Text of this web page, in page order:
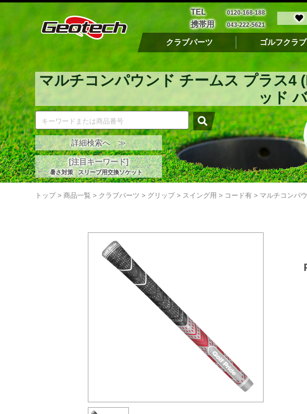
TEL 0120-168-188
携帯用 043-222-5621
クラブパーツ ゴルフクラブ
マルチコンパウンド チームス プラス4
ッド
詳細検索へ ≫
[注目キーワード]
暑さ対策 スリーブ用交換ソケット
トップ > 商品一覧 > クラブパーツ > グリップ > スイング用 > コード有 > マルチコンパ